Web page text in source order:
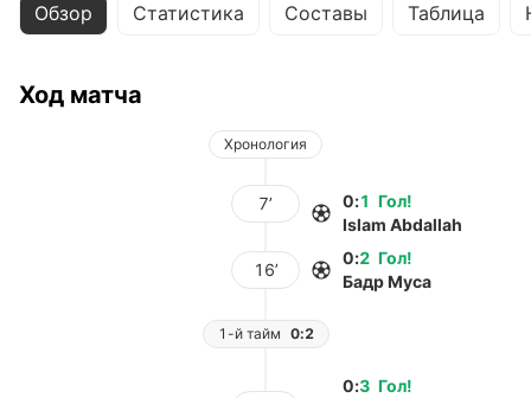
Обзор Статистика Составы Таблица
Ход матча
Хронология
7’ Гол!
0:1
Islam Abdallah
16’
Гол!
0:2
Бадр Муса
1-й тайм 0:2
Гол!
0:3